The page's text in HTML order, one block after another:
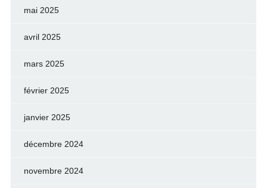
mai 2025
avril 2025
mars 2025
février 2025
janvier 2025
décembre 2024
novembre 2024